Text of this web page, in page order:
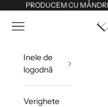
Sari la conținutPRODUCEM CU
Deschide meniul de
Inele de
logodnă
Verighete